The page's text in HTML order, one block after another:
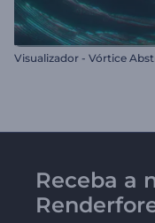
Visualizador - Vórtice
Receba a